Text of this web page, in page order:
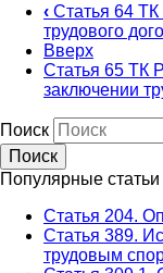
‹ Статья 64
трудового
Вверх
Статья 65 ТК
заключении
Поиск
Популярные
Статья 204.
Статья 389.
трудовым